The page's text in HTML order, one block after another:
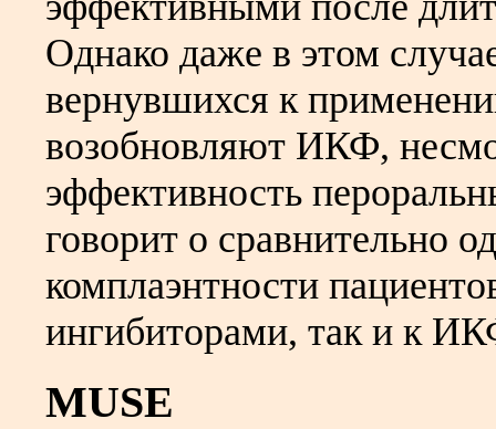
Однако даже в этом
вернувшихся к
возобновляют ИКФ,
эффективность
говорит о сравнительно
комплаэнтности
ингибиторами, так и к
MUSE